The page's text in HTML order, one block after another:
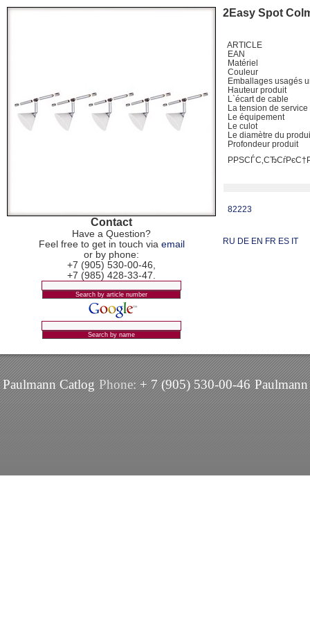
Contact
Have a Question?
Feel free to get in touch via email
or by phone:
+7 (905) 530-00-46,
+7 (985) 428-33-47.
2Easy Spot
ARTICLE
EAN
Matériel
Couleur
Emballages usagés
Hauteur produit
L`écart de cable
La tension de
Le équipement
Le culot
Le diamètre du
Profondeur produit
82223
RU DE EN FR ES IT
Paulmann Catlog Phone:+ 7 (905) 530-00-46 Paulmann